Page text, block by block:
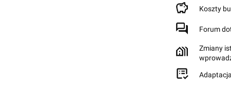
Koszty
Forum
Zmiany